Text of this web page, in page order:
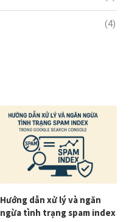
(4)
Hướng dẫn xử lý và ngăn
ngừa tình trạng spam index